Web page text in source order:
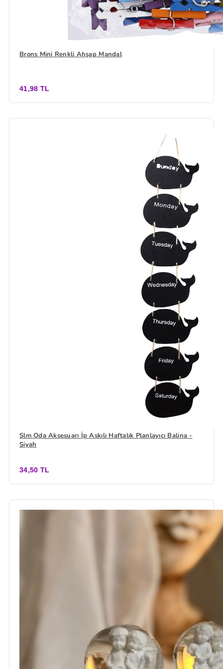
Brons Mini Renkli Ahşap Mandal
41,98 TL
Slm Oda Aksesuarı İp Askılı Haftalık Planlayıcı Balina -
Siyah
34,50 TL